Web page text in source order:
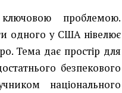
проблемою.
одного у США нівелює
Тема дає простір для
безпекового
національного